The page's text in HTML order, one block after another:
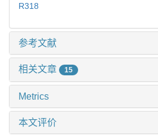
R318
参考文献
相关文章 15
Metrics
本文评价